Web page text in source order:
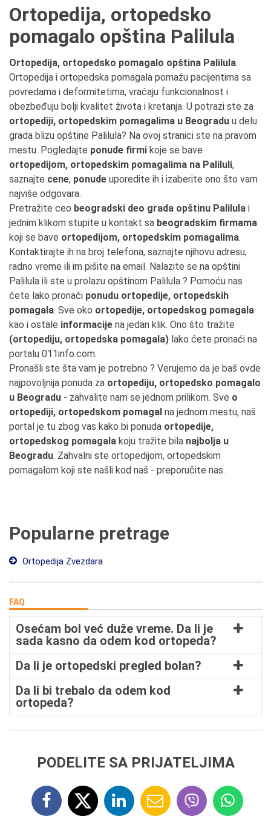
Ortopedija, ortopedsko
pomagalo opština Palilula
Ortopedija, ortopedsko pomagalo opština Palilula.
Ortopedija i ortopedska pomagala pomažu pacijentima sa
povredama i deformitetima, vraćaju funkcionalnost i
obezbeđuju bolji kvalitet života i kretanja. U potrazi ste za
ortopediji, ortopedskim pomagalima u Beogradu u delu
grada blizu opštine Palilula? Na ovoj stranici ste na pravom
mestu. Pogledajte ponude firmi koje se bave
ortopedijom, ortopedskim pomagalima na Paliluli,
saznajte cene, ponude uporedite ih i izaberite ono što vam
najviše odgovara.
Pretražite ceo beogradski deo grada opštinu Palilula i
jednim klikom stupite u kontakt sa beogradskim firmama
koji se bave ortopedijom, ortopedskim pomagalima.
Kontaktirajte ih na broj telefona, saznajte njihovu adresu,
radno vreme ili im pišite na email. Nalazite se na opštini
Palilula ili ste u prolazu opštinom Palilula ? Pomoću nas
ćete lako pronaći ponudu ortopedije, ortopedskih
pomagala. Sve oko ortopedije, ortopedskog pomagala
kao i ostale informacije na jedan klik. Ono što tražite
(ortopediju, ortopedska pomagala) lako ćete pronaći na
portalu 011info.com.
Pronašli ste šta vam je potrebno ? Verujemo da je baš ovde
najpovoljnija ponuda za ortopediju, ortopedsko pomagalo
u Beogradu - zahvalite nam se jednom prilikom. Sve o
ortopediji, ortopedskom pomagal na jednom mestu, naš
portal je tu zbog vas kako bi ponuda ortopedije,
ortopedskog pomagala koju tražite bila najbolja u
Beogradu. Zahvalni ste ortopedijom, ortopedskim
pomagalom koji ste našli kod naš - preporučite nas.
Popularne pretrage
Ortopedija Zvezdara
FAQ
Osećam bol već duže vreme. Da li je
sada kasno da odem kod ortopeda?
Da li je ortopedski pregled bolan?
Da li bi trebalo da odem kod
ortopeda?
PODELITE SA PRIJATELJIMA